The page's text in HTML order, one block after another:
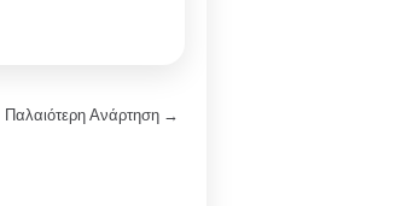
Παλαιότερη Ανάρτηση →